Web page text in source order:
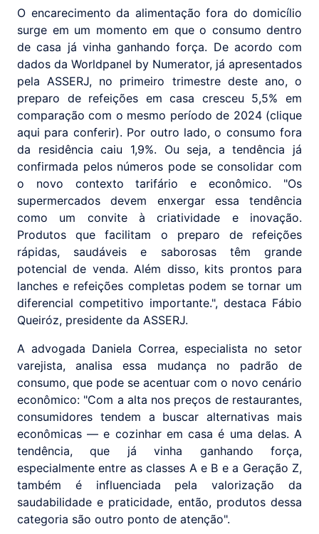
O encarecimento da alimentação fora do domicílio
surge em um momento em que o consumo dentro
de casa já vinha ganhando força. De acordo com
dados da Worldpanel by Numerator, já apresentados
pela ASSERJ, no primeiro trimestre deste ano, o
preparo de refeições em casa cresceu 5,5% em
comparação com o mesmo período de 2024 (clique
aqui para conferir). Por outro lado, o consumo fora
da residência caiu 1,9%. Ou seja, a tendência já
confirmada pelos números pode se consolidar com
o novo contexto tarifário e econômico. "Os
supermercados devem enxergar essa tendência
como um convite à criatividade e inovação.
Produtos que facilitam o preparo de refeições
rápidas, saudáveis e saborosas têm grande
potencial de venda. Além disso, kits prontos para
lanches e refeições completas podem se tornar um
diferencial competitivo importante.", destaca Fábio
Queiróz, presidente da ASSERJ.
A advogada Daniela Correa, especialista no setor
varejista, analisa essa mudança no padrão de
consumo, que pode se acentuar com o novo cenário
econômico: "Com a alta nos preços de restaurantes,
consumidores tendem a buscar alternativas mais
econômicas — e cozinhar em casa é uma delas. A
tendência, que já vinha ganhando força,
especialmente entre as classes A e B e a Geração Z,
também é influenciada pela valorização da
saudabilidade e praticidade, então, produtos dessa
categoria são outro ponto de atenção".